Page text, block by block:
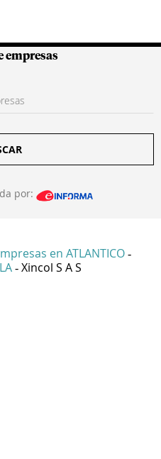
empresas
por:
en ATLANTICO -
- Xincol S A S